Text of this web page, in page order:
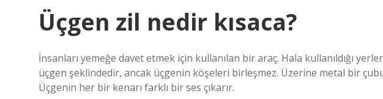
Üçgen zil nedir kısaca?
İnsanları yemeğe davet etmek için kullanılan bir araç. Hala kullanıldığı
üçgen şeklindedir, ancak üçgenin köşeleri birleşmez. Üzerine metal bir
Üçgenin her bir kenarı farklı bir ses çıkarır.